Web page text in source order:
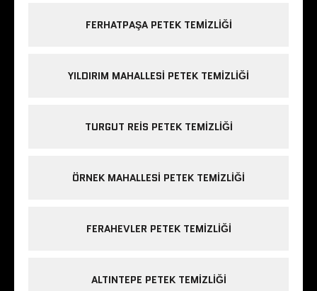
FERHATPAŞA PETEK TEMIZLIĞI
YILDIRIM MAHALLESI PETEK TEMIZLIĞI
TURGUT REIS PETEK TEMIZLIĞI
ÖRNEK MAHALLESI PETEK TEMIZLIĞI
FERAHEVLER PETEK TEMIZLIĞI
ALTINTEPE PETEK TEMIZLIĞI